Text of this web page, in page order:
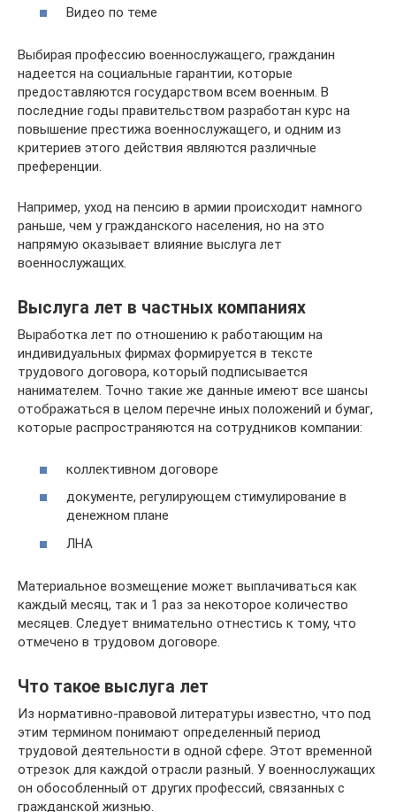
Видео по теме
Выбирая профессию военнослужащего, гражданин
надеется на социальные гарантии, которые
предоставляются государством всем военным. В
последние годы правительством разработан курс на
повышение престижа военнослужащего, и одним из
критериев этого действия являются различные
преференции.
Например, уход на пенсию в армии происходит намного
раньше, чем у гражданского населения, но на это
напрямую оказывает влияние выслуга лет
военнослужащих.
Выслуга лет в частных компаниях
Выработка лет по отношению к работающим на
индивидуальных фирмах формируется в тексте
трудового договора, который подписывается
нанимателем. Точно такие же данные имеют все шансы
отображаться в целом перечне иных положений и бумаг,
которые распространяются на сотрудников компании:
коллективном договоре
документе, регулирующем стимулирование в
денежном плане
ЛНА
Материальное возмещение может выплачиваться как
каждый месяц, так и 1 раз за некоторое количество
месяцев. Следует внимательно отнестись к тому, что
отмечено в трудовом договоре.
Что такое выслуга лет
Из нормативно-правовой литературы известно, что под
этим термином понимают определенный период
трудовой деятельности в одной сфере. Этот временной
отрезок для каждой отрасли разный. У военнослужащих
он обособленный от других профессий, связанных с
гражданской жизнью.